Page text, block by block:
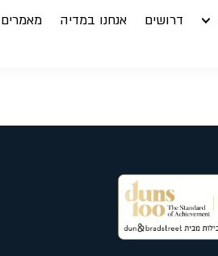
דרושים אנחנו במדיה
מאמרים